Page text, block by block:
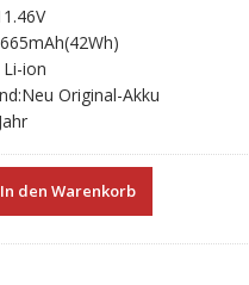
ion
Original-Akku
In den Warenkorb